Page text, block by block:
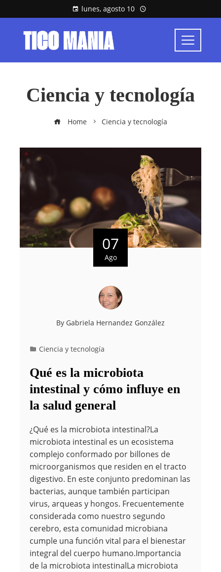
lunes, agosto 10
Ciencia y tecnología
Home Ciencia y tecnología
07
Ago
By Gabriela Hernandez González
Ciencia y tecnología
Qué es la microbiota
intestinal y cómo influye en
la salud general
¿Qué es la microbiota intestinal?La
microbiota intestinal es un ecosistema
complejo conformado por billones de
microorganismos que residen en el tracto
digestivo. En este conjunto predominan las
bacterias, aunque también participan
virus, arqueas y hongos. Frecuentemente
considerada como nuestro segundo
cerebro, esta comunidad microbiana
cumple una función vital para el bienestar
integral del cuerpo humano.Importancia
de la microbiota intestinalLa microbiota